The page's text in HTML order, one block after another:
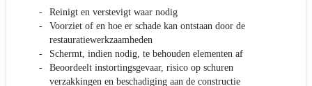
Reinigt en verstevigt waar nodig
Voorziet of en hoe er schade kan ontstaan door de
restauratiewerkzaamheden
Schermt, indien nodig, te behouden elementen af
Beoordeelt instortingsgevaar, risico op schuren
verzakkingen en beschadiging aan de constructie